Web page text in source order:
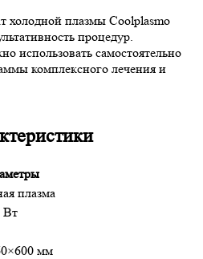
холодной плазмы Coolplasmo
процедур.
использовать самостоятельно
комплексного лечения и
плазма
Вт
мм